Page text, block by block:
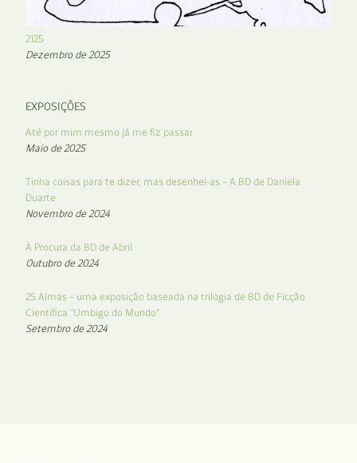
2125
Dezembro de 2025
EXPOSIÇÕES
Até por mim mesmo já me fiz passar
Maio de 2025
Tinha coisas para te dizer, mas desenhei-as – A BD de Daniela
Duarte
Novembro de 2024
À Procura da BD de Abril
Outubro de 2024
25 Almas – uma exposição baseada na trilogia de BD de Ficção
Científica “Umbigo do Mundo”
Setembro de 2024